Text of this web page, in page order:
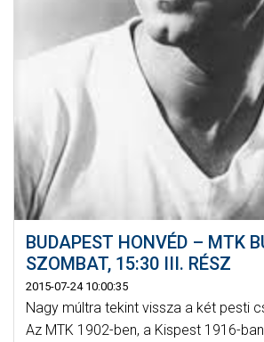
BUDAPEST HONVÉD – MTK
SZOMBAT, 15:30 III. RÉSZ
2015-07-24 10:00:35
Nagy múltra tekint vissza a két pesti
Az MTK 1902-ben, a Kispest 1916-